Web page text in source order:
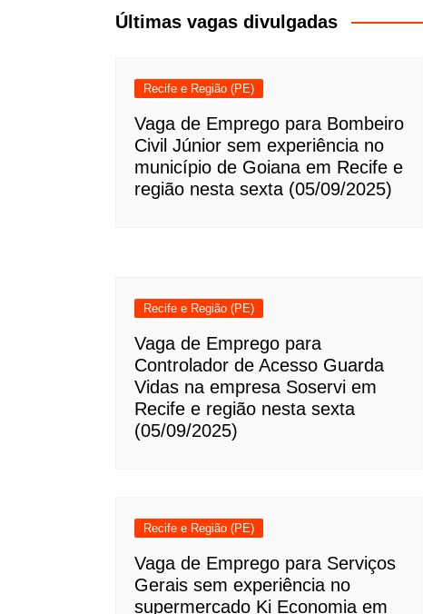
Post
Últimas vagas divulgadas
Recife e Região (PE)
Vaga de Emprego para Bombeiro
Civil Júnior sem experiência no
município de Goiana em Recife e
região nesta sexta (05/09/2025)
Recife e Região (PE)
Vaga de Emprego para
Controlador de Acesso Guarda
Vidas na empresa Soservi em
Recife e região nesta sexta
(05/09/2025)
Recife e Região (PE)
Vaga de Emprego para Serviços
Gerais sem experiência no
supermercado Ki Economia em